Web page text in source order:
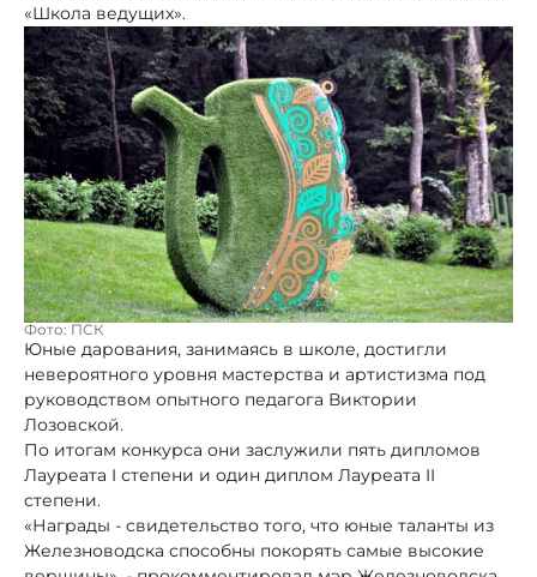
«Школа ведущих».
Фото: ПСК
Юные дарования, занимаясь в школе, достигли
невероятного уровня мастерства и артистизма под
руководством опытного педагога Виктории
Лозовской.
По итогам конкурса они заслужили пять дипломов
Лауреата I степени и один диплом Лауреата II
степени.
«Награды - свидетельство того, что юные таланты из
Железноводска способны покорять самые высокие